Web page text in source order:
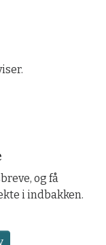
og få
i indbakken.